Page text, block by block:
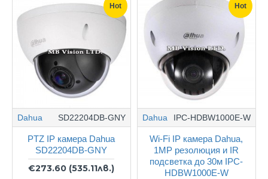
Hot
Dahua SD22204DB-GNY
PTZ IP камера Dahua
SD22204DB-GNY
€273.60 (535.11лв.)
Hot
Dahua IPC-HDBW1000E-W
Wi-Fi IP камера Dahua,
1MP резолюция и IR
подсветка до 30м IPC-
HDBW1000E-W